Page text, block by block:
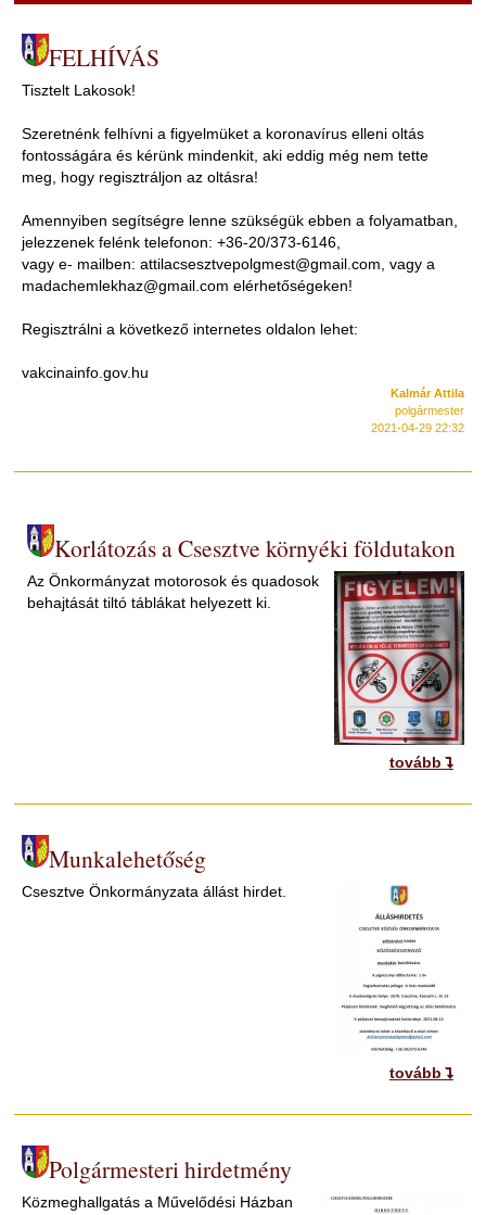
FELHÍVÁS
Tisztelt Lakosok!
Szeretnénk felhívni a figyelmüket a koronavírus elleni oltás
fontosságára és kérünk mindenkit, aki eddig még nem tette
meg, hogy regisztráljon az oltásra!
Amennyiben segítségre lenne szükségük ebben a folyamatban,
jelezzenek felénk telefonon: +36-20/373-6146,
vagy e- mailben: attilacsesztvepolgmest@gmail.com, vagy a
madachemlekhaz@gmail.com elérhetőségeken!
Regisztrálni a következő internetes oldalon lehet:
vakcinainfo.gov.hu
Kalmár Attila
polgármester
2021-04-29 22:32
Korlátozás a Csesztve környéki földutakon
tovább
Az Önkormányzat motorosok és quadosok
behajtását tiltó táblákat helyezett ki.
Munkalehetőség
tovább
Csesztve Önkormányzata állást hirdet.
Polgármesteri hirdetmény
Közmeghallgatás a Művelődési Házban